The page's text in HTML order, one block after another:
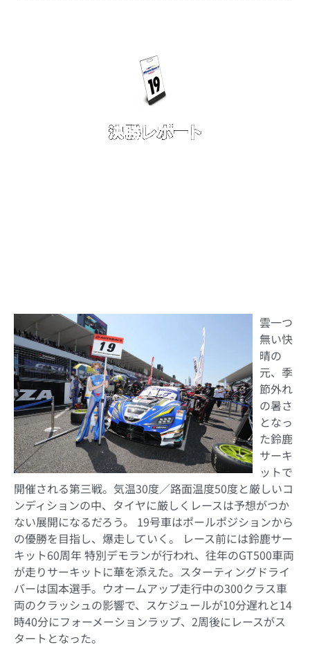
雲一つ
無い快
晴の
元、季
節外れ
の暑さ
となっ
た鈴鹿
サーキ
ットで
開催される第三戦。気温30度／路面温度50度と厳しいコ
ンディションの中、タイヤに厳しくレースは予想がつか
ない展開になるだろう。 19号車はポールポジションから
の優勝を目指し、爆走していく。 レース前には鈴鹿サー
キット60周年 特別デモランが行われ、往年のGT500車両
が走りサーキットに華を添えた。スターティングドライ
バーは国本選手。ウオームアップ走行中の300クラス車
両のクラッシュの影響で、スケジュールが10分遅れと14
時40分にフォーメーションラップ、2周後にレースがス
タートとなった。